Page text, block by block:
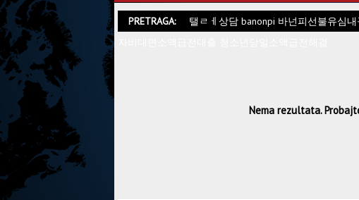
PRETRAGA:
탤ㄹㅔ상담 banonpi 바넌피선불유심
Nema rezultata.